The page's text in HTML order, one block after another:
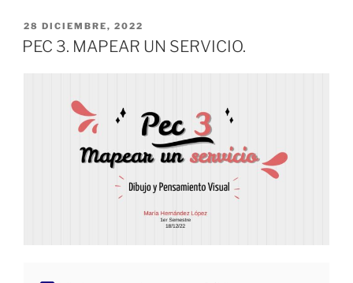
PUBLICADO
EL
28 DICIEMBRE, 2022
PEC 3. MAPEAR UN SERVICIO.